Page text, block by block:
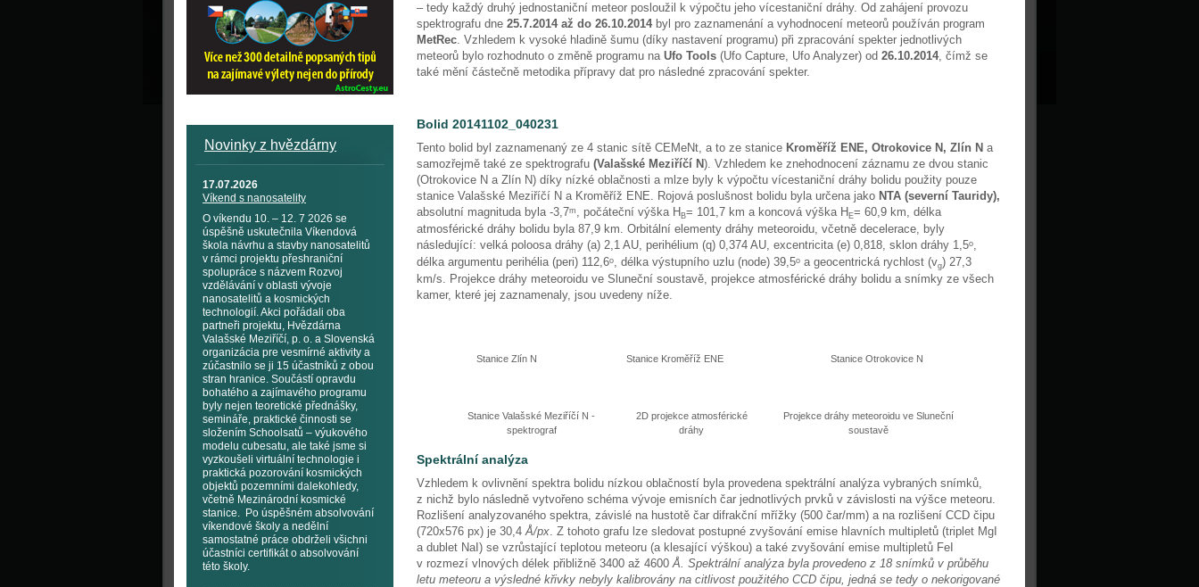
Novinky z hvězdárny
17.07.2026
Víkend s nanosatelity
O víkendu 10. – 12. 7 2026 se
úspěšně uskutečnila Víkendová
škola návrhu a stavby nanosatelitů
v rámci projektu přeshraniční
spolupráce s názvem Rozvoj
vzdělávání v oblasti vývoje
nanosatelitů a kosmických
technologií. Akci pořádali oba
partneři projektu, Hvězdárna
Valašské Meziříčí, p. o. a Slovenská
organizácia pre vesmírné aktivity a
zúčastnilo se ji 15 účastníků z obou
stran hranice. Součástí opravdu
bohatého a zajímavého programu
byly nejen teoretické přednášky,
semináře, praktické činnosti se
složením Schoolsatů – výukového
modelu cubesatu, ale také jsme si
vyzkoušeli virtuální technologie i
praktická pozorování kosmických
objektů pozemními dalekohledy,
včetně Mezinárodní kosmické
stanice. Po úspěšném absolvování
víkendové školy a nedělní
samostatné práce obdrželi všichni
účastníci certifikát o absolvování
této školy.
– tedy každý druhý jednostaniční meteor posloužil k výpočtu jeho vícestaniční dráhy. Od zahájení provozu
spektrografu dne 25.7.2014 až do 26.10.2014byl pro zaznamenání a vyhodnocení meteorů používán program
MetRec. Vzhledem k vysoké hladině šumu (díky nastavení programu) při zpracování spekter jednotlivých
meteorů bylo rozhodnuto o změně programu na Ufo Tools (Ufo Capture, Ufo Analyzer) od 26.10.2014, čímž se
také mění částečně metodika přípravy dat pro následné zpracování spekter.
Bolid 20141102_040231
Tento bolid byl zaznamenaný ze 4 stanic sítě CEMeNt, a to ze stanice Kroměříž ENE, Otrokovice N, Zlín N a
samozřejmě také ze spektrografu (Valašské Meziříčí N). Vzhledem ke znehodnocení záznamu ze dvou stanic
(Otrokovice N a Zlín N) díky nízké oblačnosti a mlze byly k výpočtu vícestaniční dráhy bolidu použity pouze
stanice Valašské Meziříčí N a Kroměříž ENE. Rojová poslušnost bolidu byla určena jako NTA (severní Tauridy),
absolutní magnituda byla -3,7m , počáteční výška H B= 101,7 km a koncová výška H E= 60,9 km, délka
atmosférické dráhy bolidu byla 87,9 km. Orbitální elementy dráhy meteoroidu, včetně decelerace, byly
následující: velká poloosa dráhy (a) 2,1 AU, perihélium (q) 0,374 AU, excentricita (e) 0,818, sklon dráhy 1,5o,
délka argumentu perihélia (peri) 112,6o, délka výstupního uzlu (node) 39,5o a geocentrická rychlost (vg) 27,3
km/s. Projekce dráhy meteoroidu ve Sluneční soustavě, projekce atmosférické dráhy bolidu a snímky ze všech
kamer, které jej zaznamenaly, jsou uvedeny níže.
Stanice Zlín N Stanice Kroměříž ENE Stanice Otrokovice N
Stanice Valašské Meziříčí N -
spektrograf
2D projekce atmosférické
dráhy
Projekce dráhy meteoroidu ve Sluneční
soustavě
Spektrální analýza
Vzhledem k ovlivnění spektra bolidu nízkou oblačností byla provedena spektrální analýza vybraných snímků,
z nichž bylo následně vytvořeno schéma vývoje emisních čar jednotlivých prvků v závislosti na výšce meteoru.
Rozlišení analyzovaného spektra, závislé na hustotě čar difrakční mřížky (500 čar/mm) a na rozlišení CCD čipu
(720x576 px) je 30,4Å/px. Z tohoto grafu lze sledovat postupné zvyšování emise hlavních multipletů (triplet MgI
a dublet NaI) se vzrůstající teplotou meteoru (a klesající výškou) a také zvyšování emise multipletů FeI
v rozmezí vlnových délek přibližně 3400 až 4600Å. Spektrální analýza byla provedeno z 18 snímků v průběhu
letu meteoru a výsledné křivky nebyly kalibrovány na citlivost použitého CCD čipu, jedná se tedy o nekorigované